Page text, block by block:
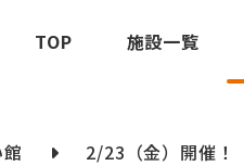
TOP 施設一覧
2/23（金）開催！